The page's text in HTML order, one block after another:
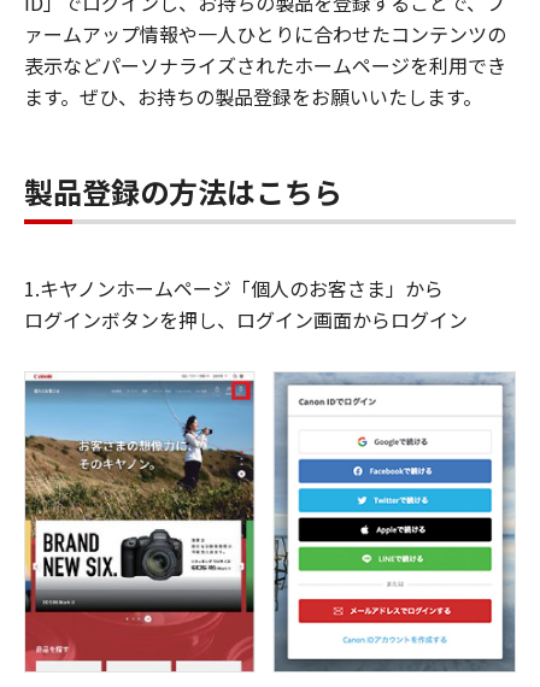
ァームアップ情報や一人ひとりに合わせたコンテンツの
表示などパーソナライズされたホームページを利用でき
ます。ぜひ、お持ちの製品登録をお願いいたします。
製品登録の方法はこちら
1.キヤノンホームページ「個人のお客さま」から
ログインボタンを押し、ログイン画面からログイン